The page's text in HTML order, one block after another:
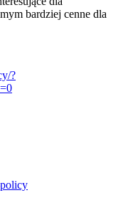
bardziej cenne dla
?